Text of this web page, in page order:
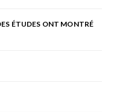
ÉTUDES ONT MONTRÉ